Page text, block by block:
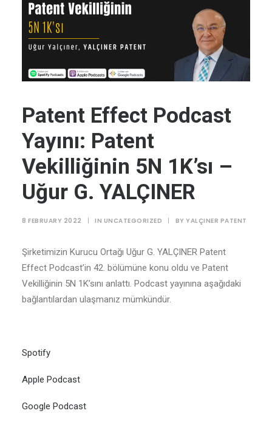
Patent Effect Podcast
Yayını: Patent
Vekilliğinin 5N 1K’sı –
Uğur G. YALÇINER
8 FEBRUARY 2022 | IN UNCATEGORIZED | BY YALÇINER PATENT
Şirketimizin Kurucu Ortağı Uğur G. YALÇINER Patent
Effect Podcast’in 42. bölümüne konu oldu ve Patent
Vekilliğinin 5N 1K’sını anlattı. Podcast yayınına aşağıdaki
bağlantılardan ulaşmanız mümkündür.
Spotify
Apple Podcast
Google Podcast